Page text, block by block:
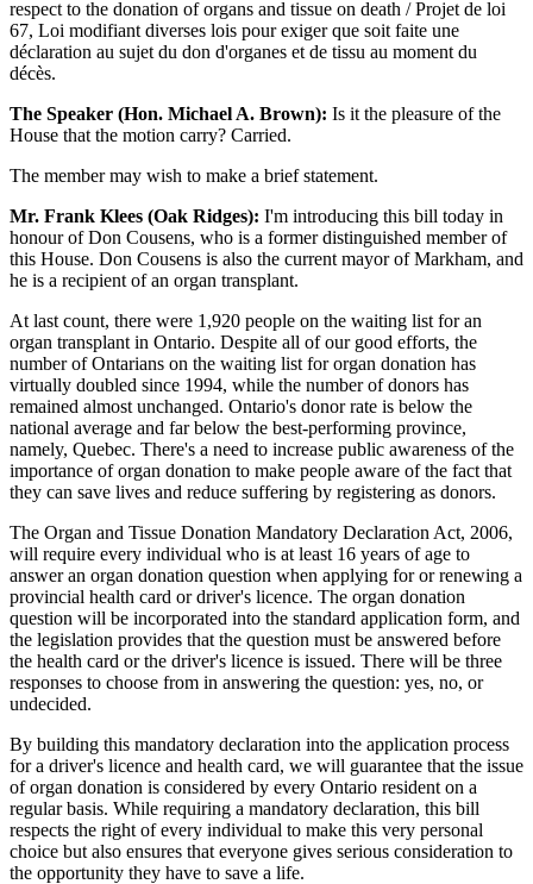
respect to the donation of organs and tissue on death / Projet de loi
67, Loi modifiant diverses lois pour exiger que soit faite une
déclaration au sujet du don d'organes et de tissu au moment du
décès.
The Speaker (Hon. Michael A. Brown): Is it the pleasure of the
House that the motion carry? Carried.
The member may wish to make a brief statement.
Mr. Frank Klees (Oak Ridges): I'm introducing this bill today in
honour of Don Cousens, who is a former distinguished member of
this House. Don Cousens is also the current mayor of Markham, and
he is a recipient of an organ transplant.
At last count, there were 1,920 people on the waiting list for an
organ transplant in Ontario. Despite all of our good efforts, the
number of Ontarians on the waiting list for organ donation has
virtually doubled since 1994, while the number of donors has
remained almost unchanged. Ontario's donor rate is below the
national average and far below the best-performing province,
namely, Quebec. There's a need to increase public awareness of the
importance of organ donation to make people aware of the fact that
they can save lives and reduce suffering by registering as donors.
The Organ and Tissue Donation Mandatory Declaration Act, 2006,
will require every individual who is at least 16 years of age to
answer an organ donation question when applying for or renewing a
provincial health card or driver's licence. The organ donation
question will be incorporated into the standard application form, and
the legislation provides that the question must be answered before
the health card or the driver's licence is issued. There will be three
responses to choose from in answering the question: yes, no, or
undecided.
By building this mandatory declaration into the application process
for a driver's licence and health card, we will guarantee that the issue
of organ donation is considered by every Ontario resident on a
regular basis. While requiring a mandatory declaration, this bill
respects the right of every individual to make this very personal
choice but also ensures that everyone gives serious consideration to
the opportunity they have to save a life.